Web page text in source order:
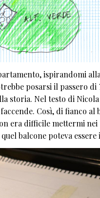
ispirandomi
posarsi il passero di
storia. Nel testo di
Così, di fianco al
era difficile mettermi
balcone poteva essere